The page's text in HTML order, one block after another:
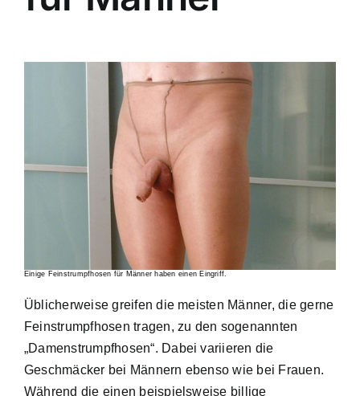
Einige Feinstrumpfhosen für Männer haben einen Eingriff.
Üblicherweise greifen die meisten Männer, die gerne
Feinstrumpfhosen tragen, zu den sogenannten
„Damenstrumpfhosen“. Dabei variieren die
Geschmäcker bei Männern ebenso wie bei Frauen.
Während die einen beispielsweise billige